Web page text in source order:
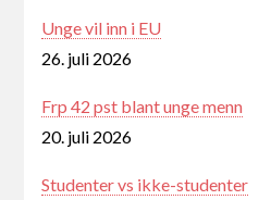
Unge vil inn i EU
26. juli 2026
Frp 42 pst blant unge menn
20. juli 2026
Studenter vs ikke-studenter